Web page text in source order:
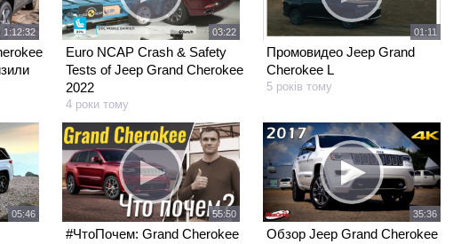
1:12:32 03:22
Euro NCAP Crash & Safety
Tests of Jeep Grand Cherokee
2022
4 роки тому
01:11
Промовидео Jeep Grand
Cherokee L
5 років тому
05:46 55:50
#ЧтоПочем: Grand Cherokee
35:36
Обзор Jeep Grand Cherokee